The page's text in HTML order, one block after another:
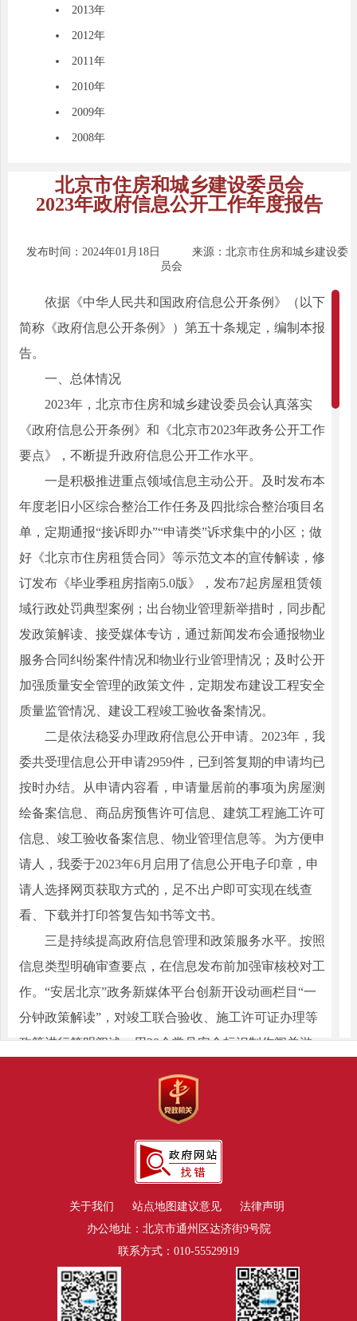
2013年
2012年
2011年
2010年
2009年
2008年
北京市住房和城乡建设委员会
2023年政府信息公开工作年度报告
发布时间：2024年01月18日
来源：北京市住房和城乡建设委
员会
依据《中华人民共和国政府信息公开条例》（以下
简称《政府信息公开条例》）第五十条规定，编制本报
告。
一、总体情况
2023年，北京市住房和城乡建设委员会认真落实
《政府信息公开条例》和《北京市2023年政务公开工作
要点》，不断提升政府信息公开工作水平。
一是积极推进重点领域信息主动公开。及时发布本
年度老旧小区综合整治工作任务及四批综合整治项目名
单，定期通报“接诉即办”“申请类”诉求集中的小区；做
好《北京市住房租赁合同》等示范文本的宣传解读，修
订发布《毕业季租房指南5.0版》，发布7起房屋租赁领
域行政处罚典型案例；出台物业管理新举措时，同步配
发政策解读、接受媒体专访，通过新闻发布会通报物业
服务合同纠纷案件情况和物业行业管理情况；及时公开
加强质量安全管理的政策文件，定期发布建设工程安全
质量监管情况、建设工程竣工验收备案情况。
二是依法稳妥办理政府信息公开申请。2023年，我
委共受理信息公开申请2959件，已到答复期的申请均已
按时办结。从申请内容看，申请量居前的事项为房屋测
绘备案信息、商品房预售许可信息、建筑工程施工许可
信息、竣工验收备案信息、物业管理信息等。为方便申
请人，我委于2023年6月启用了信息公开电子印章，申
请人选择网页获取方式的，足不出户即可实现在线查
看、下载并打印答复告知书等文书。
三是持续提高政府信息管理和政策服务水平。按照
信息类型明确审查要点，在信息发布前加强审核校对工
作。“安居北京”政务新媒体平台创新开设动画栏目“一
分钟政策解读”，对竣工联合验收、施工许可证办理等
政策进行简明阐述；用30个常见安全标识制作闯关游
天参与人数超过2万人；首次采用互动H5模式制作老旧
小区综合整治48个文件合集，方便公众收藏查阅。
四是多措并举完善政府信息公开平台建设。持续深
化网站数据应用，推出“房屋租赁服务”专栏，汇聚租赁
业人员管理”栏目，整合职业人员在线公益培训、考试
发布、证书结果查询、热点问答等资源，为建筑业职业
人员提供精准服务。持续开展常态化“处长政策解读
日”活动，2023年共举办11期，800余家（次）企业、
关于我们 站点地图建议意见
法律声明
办公地址：北京市通州区达济街9号院
联系方式：010-55529919